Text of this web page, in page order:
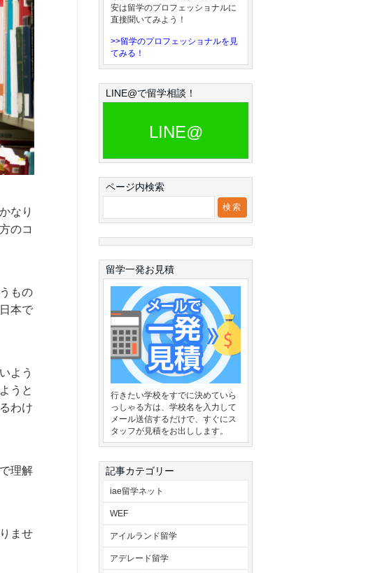
なり
のコ
もの
本で
よう
うと
わけ
理解
ませ
安は留学のプロフェッショナルに
直接聞いてみよう！
>>留学のプロフェッショナルを見
てみる！
LINE@で留学相談！
LINE@
ページ内検索
留学一発お見積
行きたい学校をすでに決めていら
っしゃる方は、学校名を入力して
メール送信するだけで、すぐにス
タッフが見積をお出しします。
記事カテゴリー
iae留学ネット
WEF
アイルランド留学
アデレード留学